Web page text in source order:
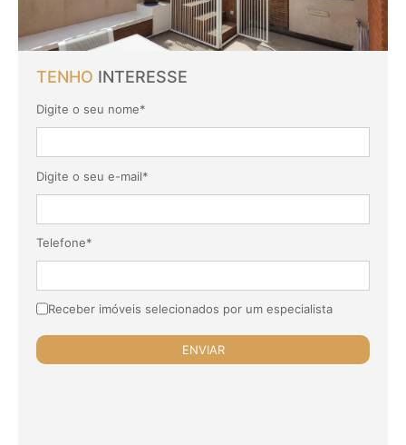
TENHO INTERESSE
Digite o seu nome*
Digite o seu e-mail*
Telefone*
Receber imóveis selecionados por um especialista